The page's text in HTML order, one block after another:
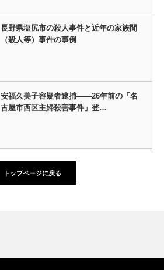
長野県塩尻市の殺人事件と近年の家族間
（殺人等）事件の事例
安福久美子容疑者逮捕――26年前の「名
古屋市西区主婦殺害事件」登…
トップページに戻る